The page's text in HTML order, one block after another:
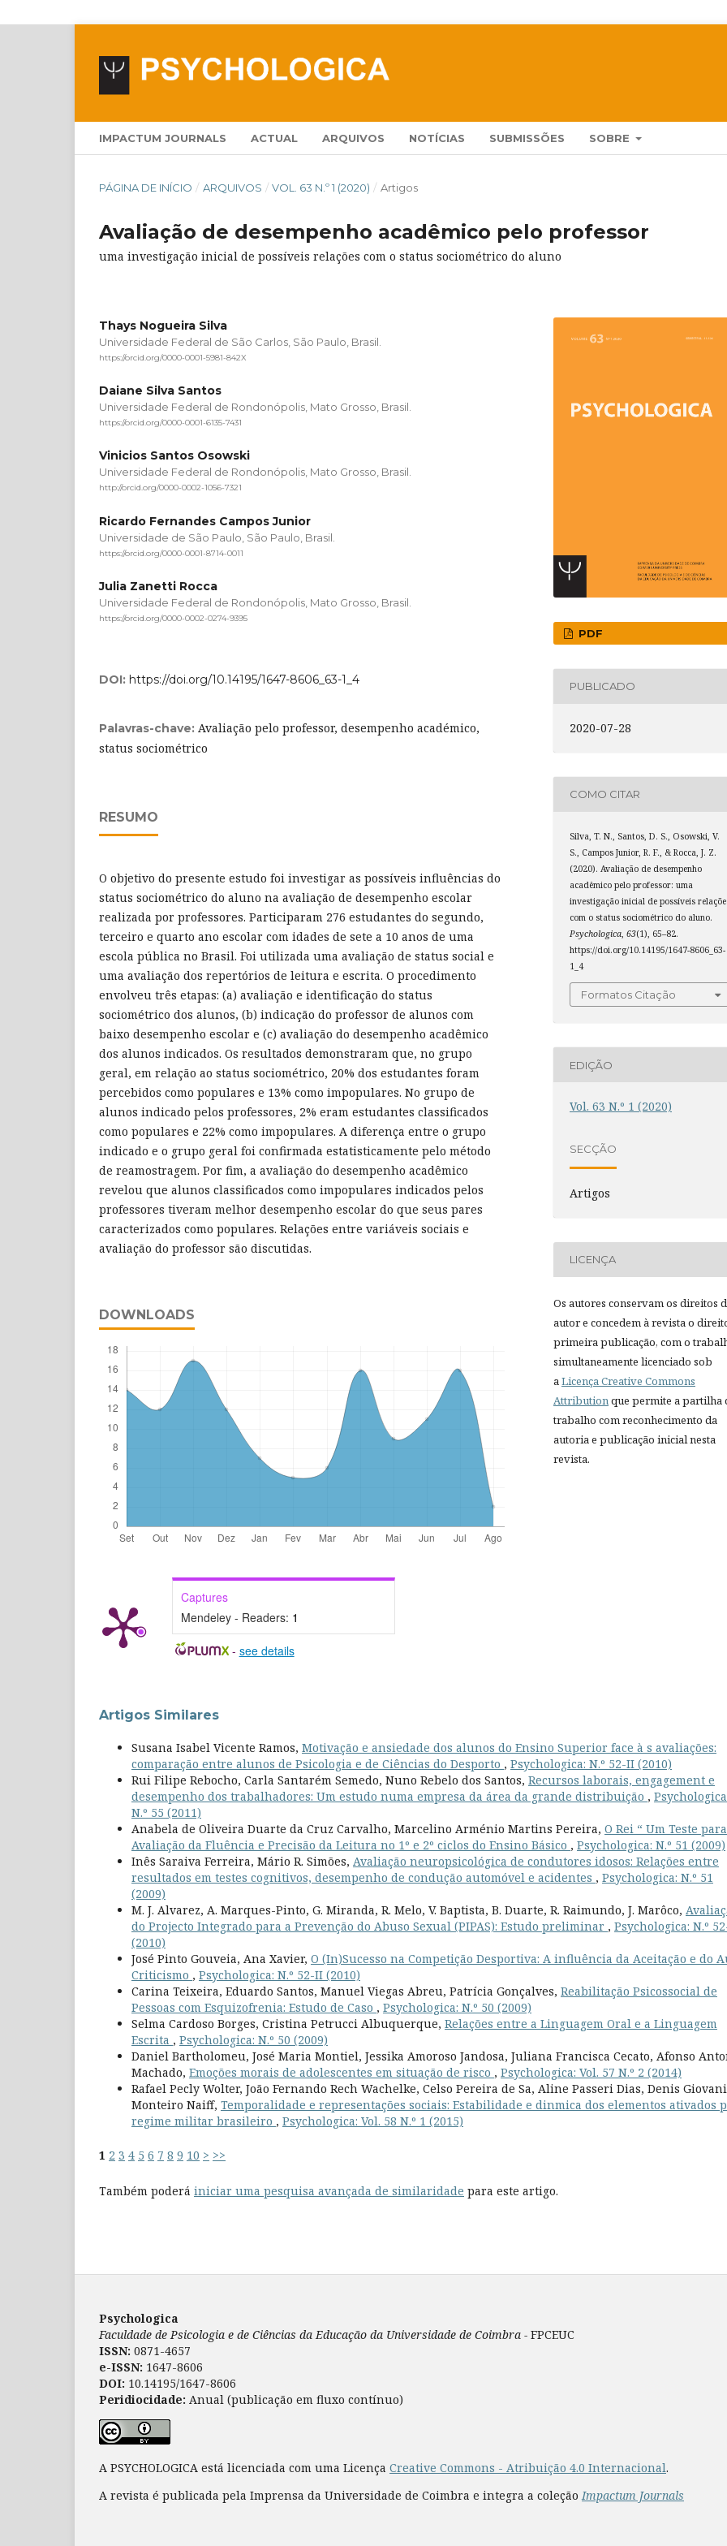
IMPACTUM JOURNALS ACTUAL ARQUIVOS NOTÍCIAS SUBMISSÕES SOBRE
PÁGINA DE INÍCIO / ARQUIVOS / VOL. 63 N.º 1 (2020) / Artigos
Avaliação de desempenho acadêmico pelo professor
uma investigação inicial de possíveis relações com o status sociométrico do aluno
Thays Nogueira Silva
Universidade Federal de São Carlos, São Paulo, Brasil.
https://orcid.org/0000-0001-5981-842X
Daiane Silva Santos
Universidade Federal de Rondonópolis, Mato Grosso, Brasil.
https://orcid.org/0000-0001-6135-7431
Vinicios Santos Osowski
Universidade Federal de Rondonópolis, Mato Grosso, Brasil.
http://orcid.org/0000-0002-1056-7321
Ricardo Fernandes Campos Junior
Universidade de São Paulo, São Paulo, Brasil.
https://orcid.org/0000-0001-8714-0011
Julia Zanetti Rocca
Universidade Federal de Rondonópolis, Mato Grosso, Brasil.
https://orcid.org/0000-0002-0274-9395
DOI: https://doi.org/10.14195/1647-8606_63-1_4
Palavras-chave: Avaliação pelo professor, desempenho académico,
status sociométrico
RESUMO
O objetivo do presente estudo foi investigar as possíveis influências do
status sociométrico do aluno na avaliação de desempenho escolar
realizada por professores. Participaram 276 estudantes do segundo,
terceiro e quarto ano escolar com idades de sete a 10 anos de uma
escola pública no Brasil. Foi utilizada uma avaliação de status social e
uma avaliação dos repertórios de leitura e escrita. O procedimento
envolveu três etapas: (a) avaliação e identificação do status
sociométrico dos alunos, (b) indicação do professor de alunos com
baixo desempenho escolar e (c) avaliação do desempenho acadêmico
dos alunos indicados. Os resultados demonstraram que, no grupo
geral, em relação ao status sociométrico, 20% dos estudantes foram
percebidos como populares e 13% como impopulares. No grupo de
alunos indicado pelos professores, 2% eram estudantes classificados
como populares e 22% como impopulares. A diferença entre o grupo
indicado e o grupo geral foi confirmada estatisticamente pelo método
de reamostragem. Por fim, a avaliação do desempenho acadêmico
revelou que alunos classificados como impopulares indicados pelos
professores tiveram melhor desempenho escolar do que seus pares
caracterizados como populares. Relações entre variáveis sociais e
avaliação do professor são discutidas.
DOWNLOADS
Captures
Mendeley - Readers: 1
- see details
PDF
PUBLICADO
2020-07-28
COMO CITAR
Silva, T. N., Santos, D. S., Osowski, V.
S., Campos Junior, R. F., & Rocca, J. Z.
(2020). Avaliação de desempenho
acadêmico pelo professor: uma
investigação inicial de possíveis
com o status sociométrico do aluno.
Psychologica,63(1), 65–82.
https://doi.org/10.14195/1647-8606_63-
1_4
Formatos Citação
EDIÇÃO
Vol. 63 N.º 1 (2020)
SECÇÃO
Artigos
LICENÇA
Os autores conservam os direitos
autor e concedem à revista o
primeira publicação, com o
simultaneamente licenciado sob
a Licença Creative Commons
Attribution que permite a partilha
trabalho com reconhecimento da
autoria e publicação inicial nesta
revista.
Artigos Similares
Susana Isabel Vicente Ramos, Motivação e ansiedade dos alunos do Ensino Superior face à s avaliações:
comparação entre alunos de Psicologia e de Ciências do Desporto , Psychologica: N.º 52-II (2010)
Rui Filipe Rebocho, Carla Santarém Semedo, Nuno Rebelo dos Santos, Recursos laborais, engagement e
desempenho dos trabalhadores: Um estudo numa empresa da área da grande distribuição ,
N.º 55 (2011)
Anabela de Oliveira Duarte da Cruz Carvalho, Marcelino Arménio Martins Pereira, O Rei “ Um Teste para
Avaliação da Fluência e Precisão da Leitura no 1º e 2º ciclos do Ensino Básico , Psychologica: N.º 51 (2009)
Inês Saraiva Ferreira, Mário R. Simões, Avaliação neuropsicológica de condutores idosos: Relações entre
resultados em testes cognitivos, desempenho de condução automóvel e acidentes , Psychologica: N.º 51
(2009)
M. J. Alvarez, A. Marques-Pinto, G. Miranda, R. Melo, V. Baptista, B. Duarte, R. Raimundo, J. Marôco,
do Projecto Integrado para a Prevenção do Abuso Sexual (PIPAS): Estudo preliminar , Psychologica: N.º
(2010)
José Pinto Gouveia, Ana Xavier, O (In)Sucesso na Competição Desportiva: A influência da Aceitação e do
Criticismo , Psychologica: N.º 52-II (2010)
Carina Teixeira, Eduardo Santos, Manuel Viegas Abreu, Patrícia Gonçalves, Reabilitação Psicossocial de
Pessoas com Esquizofrenia: Estudo de Caso , Psychologica: N.º 50 (2009)
Selma Cardoso Borges, Cristina Petrucci Albuquerque, Relações entre a Linguagem Oral e a Linguagem
Escrita , Psychologica: N.º 50 (2009)
Daniel Bartholomeu, José Maria Montiel, Jessika Amoroso Jandosa, Juliana Francisca Cecato, Afonso
Machado, Emoções morais de adolescentes em situação de risco , Psychologica: Vol. 57 N.º 2 (2014)
Rafael Pecly Wolter, João Fernando Rech Wachelke, Celso Pereira de Sa, Aline Passeri Dias, Denis Giovani
Monteiro Naiff, Temporalidade e representações sociais: Estabilidade e dinmica dos elementos ativados
regime militar brasileiro , Psychologica: Vol. 58 N.º 1 (2015)
1 2 3 4 5 6 7 8 9 10 > >>
Também poderá iniciar uma pesquisa avançada de similaridade para este artigo.
Psychologica
Faculdade de Psicologia e de Ciências da Educação da Universidade de Coimbra - FPCEUC
ISSN: 0871-4657
e-ISSN: 1647-8606
DOI: 10.14195/1647-8606
Peridiocidade: Anual (publicação em fluxo contínuo)
A PSYCHOLOGICA está licenciada com uma Licença Creative Commons - Atribuição 4.0 Internacional.
A revista é publicada pela Imprensa da Universidade de Coimbra e integra a coleçãoImpactum Journals